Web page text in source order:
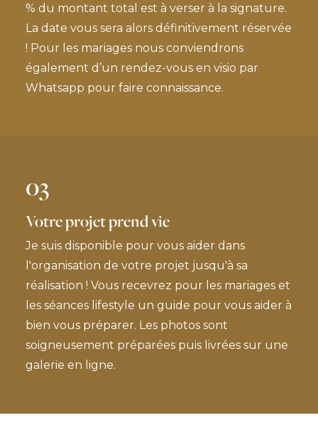
% du montant total est à verser à la signature.
La date vous sera alors définitivement réservée
! Pour les mariages nous conviendrons
également d’un rendez-vous en visio par
Whatsapp pour faire connaissance.
03
Votre projet prend vie
Je suis disponible pour vous aider dans
l'organisation de votre projet jusqu'à sa
réalisation ! Vous recevrez pour les mariages et
les séances lifestyle un guide pour vous aider à
bien vous préparer. Les photos sont
soigneusement préparées puis livrées sur une
galerie en ligne.